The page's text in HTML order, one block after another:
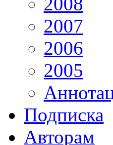
2007
2006
2005
Подписка
Авторам